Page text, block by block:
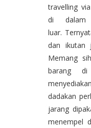
travelling
di dalam
luar.
dan ikutan
Memang
barang
dadakan
jarang
menempel